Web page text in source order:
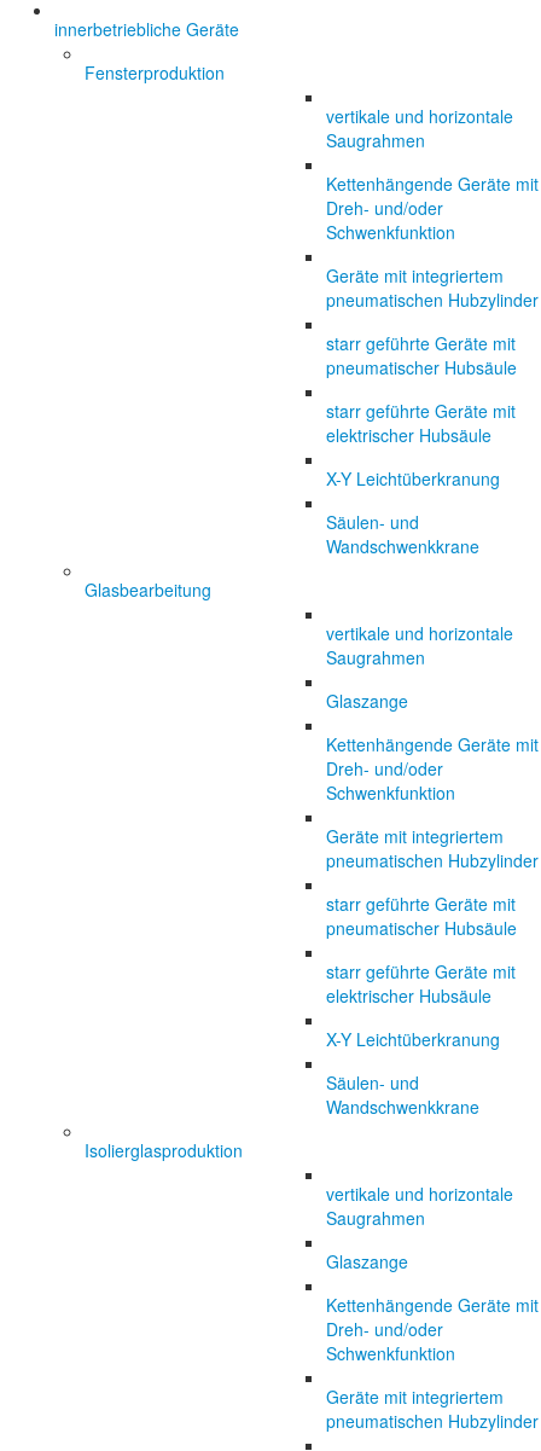
innerbetriebliche Geräte
Fensterproduktion
vertikale und horizontale
Saugrahmen
Kettenhängende Geräte mit
Dreh- und/oder
Schwenkfunktion
Geräte mit integriertem
pneumatischen Hubzylinder
starr geführte Geräte mit
pneumatischer Hubsäule
starr geführte Geräte mit
elektrischer Hubsäule
X-Y Leichtüberkranung
Säulen- und
Wandschwenkkrane
Glasbearbeitung
vertikale und horizontale
Saugrahmen
Glaszange
Kettenhängende Geräte mit
Dreh- und/oder
Schwenkfunktion
Geräte mit integriertem
pneumatischen Hubzylinder
starr geführte Geräte mit
pneumatischer Hubsäule
starr geführte Geräte mit
elektrischer Hubsäule
X-Y Leichtüberkranung
Säulen- und
Wandschwenkkrane
Isolierglasproduktion
vertikale und horizontale
Saugrahmen
Glaszange
Kettenhängende Geräte mit
Dreh- und/oder
Schwenkfunktion
Geräte mit integriertem
pneumatischen Hubzylinder